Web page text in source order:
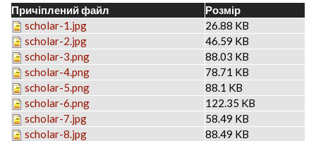
Ігоря Сікорського (ELAKPI) для збереженн
я, доступу, кращого індексування у служб
і Google Scholar (контактна особа - Тимо
шенко Стелла Валеріївна, читальний зал
№4.4, тел. 204-96-72, elakpi@library.kp
i.ua).
Причіплений файл
Розмір
scholar-1.jpg
26.88 KB
scholar-2.jpg
46.59 KB
scholar-3.png
88.03 KB
scholar-4.png
78.71 KB
scholar-5.png
88.1 KB
scholar-6.png
122.35 KB
scholar-7.jpg
58.49 KB
scholar-8.jpg
88.49 KB